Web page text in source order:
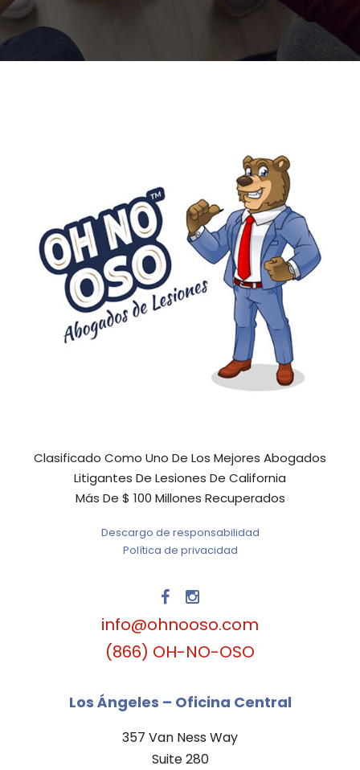
Clasificado Como Uno De Los Mejores Abogados
Litigantes De Lesiones De California
Más De $ 100 Millones Recuperados
Descargo de responsabilidad
Política de privacidad
Los Ángeles – Oficina Central
357 Van Ness Way
Suite 280
(866) OH-NO-OSO
info@ohnooso.com